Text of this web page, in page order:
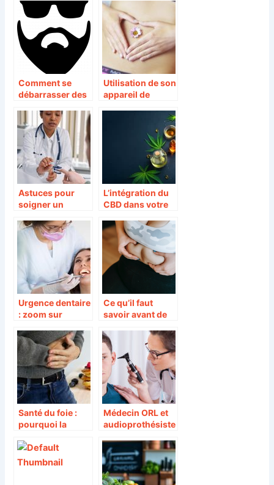
affaire pour tous
effets sur la
santé ?
Comment se
débarrasser des
le visage ?
Utilisation de son
appareil de
Astuces pour
soigner un
du foraminal
L’intégration du
CBD dans votre
Urgence dentaire
: zoom sur
dentiste de garde
Ce qu’il faut
savoir avant de
liposuccion
Santé du foie :
pourquoi la
comment faire ?
Médecin ORL et
audioprothésiste
faire la différence
!